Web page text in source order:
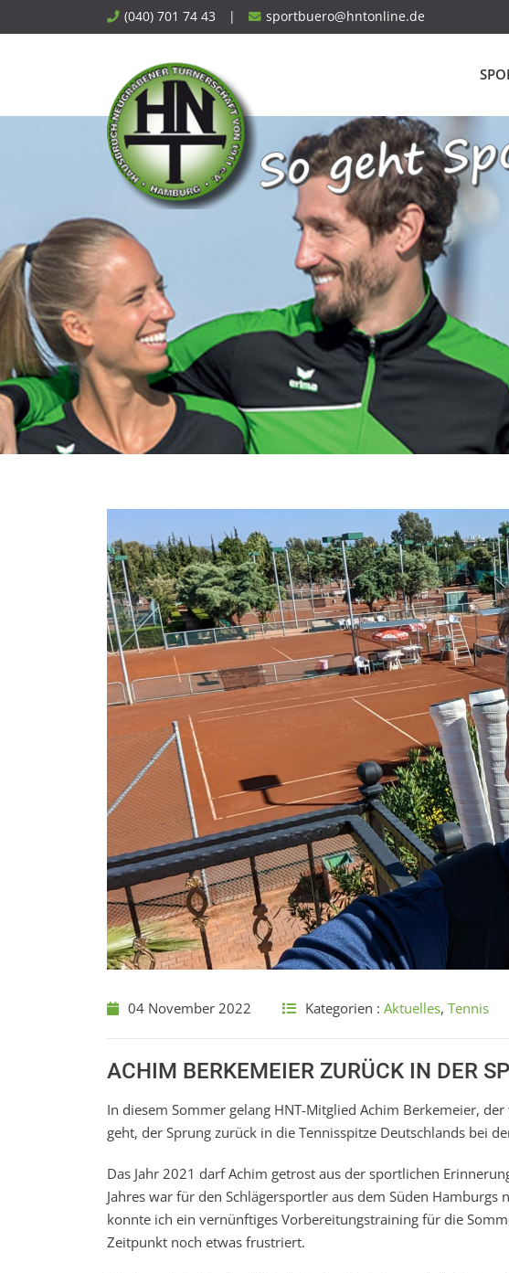
to
(040) 701 74 43 | sportbuero@hntonline.de
04 November 2022 Kategorien : Aktuelles, Tennis
ACHIM BERKEMEIER ZURÜCK IN DER
In diesem Sommer gelang HNT-Mitglied Achim Berkemeier,
geht, der Sprung zurück in die Tennisspitze Deutschlands bei
Das Jahr 2021 darf Achim getrost aus der sportlichen
Jahres war für den Schlägersportler aus dem Süden
konnte ich ein vernünftiges Vorbereitungstraining für die
Zeitpunkt noch etwas frustriert.